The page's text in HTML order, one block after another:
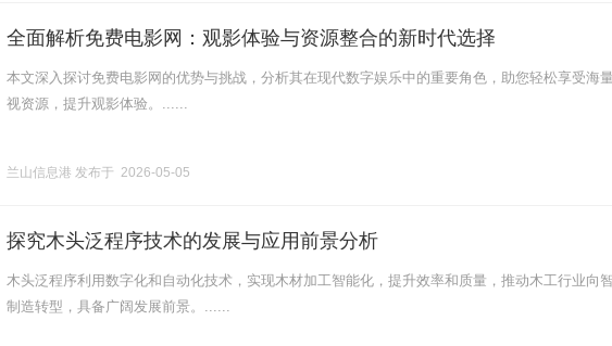
全面解析免费电影网：观影体验与资源整合的新时代选择
本文深入探讨免费电影网的优势与挑战，分析其在现代数字娱乐中的重要角色，助您轻松享受海
视资源，提升观影体验。......
兰山信息港 发布于 2026-05-05
探究木头泛程序技术的发展与应用前景分析
木头泛程序利用数字化和自动化技术，实现木材加工智能化，提升效率和质量，推动木工行业向
制造转型，具备广阔发展前景。......